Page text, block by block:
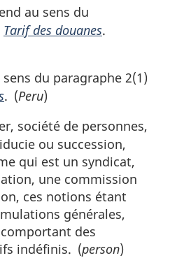
au sens du
Tarif des douanes.
sens du paragraphe 2(1)
. (Peru)
société de personnes,
ou succession,
qui est un syndicat,
une commission
ces notions étant
générales,
des
indéfinis. (person)